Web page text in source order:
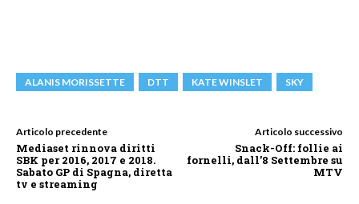
ALANIS MORISSETTE DTT KATE WINSLET SKY
Articolo precedente
Mediaset rinnova diritti
SBK per 2016, 2017 e 2018.
Sabato GP di Spagna, diretta
tv e streaming
Articolo successivo
Snack-Off: follie ai
fornelli, dall’8 Settembre su
MTV